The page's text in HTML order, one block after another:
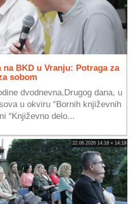
BKD u Vranju: Potraga za
sobom
dvodnevna.Drugog dana, u
u okviru “Bornih književnih
“Književno delo...
22.06.2026 14:18 » 14:19